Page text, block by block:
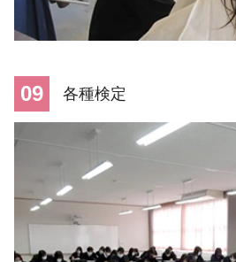
09 各種検定